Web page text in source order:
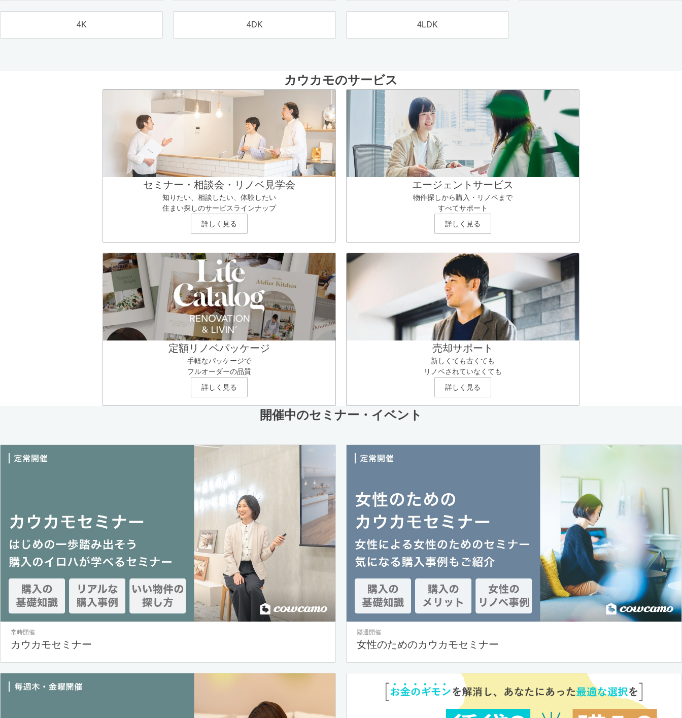
4K 4DK 4LDK
カウカモのサービス
セミナー・相談会・リノベ見学会
知りたい、相談したい、体験したい
住まい探しのサービスラインナップ
詳しく見る
エージェントサービス
物件探しから購入・リノベまで
すべてサポート
詳しく見る
定額リノベパッケージ
手軽なパッケージで
フルオーダーの品質
詳しく見る
売却サポート
新しくても古くても
リノベされていなくても
詳しく見る
開催中のセミナー・イベント
常時開催
カウカモセミナー
隔週開催
女性のためのカウカモセミナー